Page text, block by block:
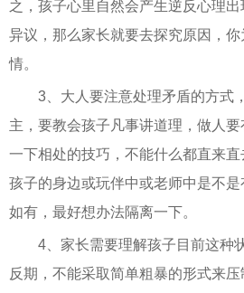
之，孩子心里自然会产生逆反心理
异议，那么家长就要去探究原因，
情。
3、大人要注意处理矛盾的方式
主，要教会孩子凡事讲道理，做人
一下相处的技巧，不能什么都直来
孩子的身边或玩伴中或老师中是不是
如有，最好想办法隔离一下。
4、家长需要理解孩子目前这种
反期，不能采取简单粗暴的形式来